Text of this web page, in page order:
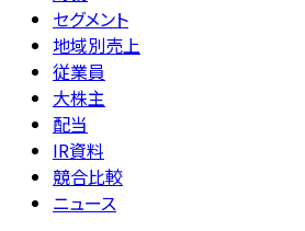
セグメント
地域別売上
従業員
大株主
配当
IR資料
競合比較
ニュース